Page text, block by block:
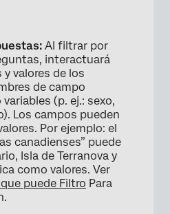
Al filtrar por
interactuará
valores de los
de campo
(p. ej.: sexo,
Los campos pueden
Por ejemplo: el
canadienses” puede
Isla de Terranova y
como valores. Ver
puede Filtro Para